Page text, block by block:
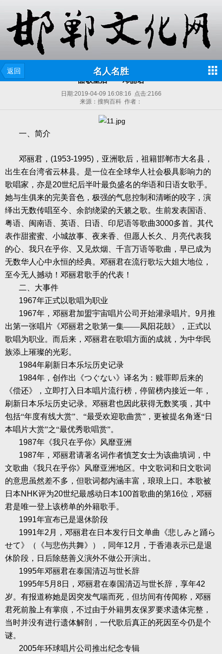
返回 名人名胜
甜歌皇后——邓丽君
日期:2019-04-09 16:08:16 点击:2166
来源：搜狗百科 作者：
一、简介
邓丽君， (1953-1995) ，亚洲歌后，祖籍邯郸市大名县，
出生在台湾省云林县。是一位在全球华人社会极具影响力的
歌唱家，亦是20世纪后半叶最负盛名的华语和日语女歌手。
她与生俱来的完美音色，极强的气息控制和清晰的咬字，演
绎出无数传唱至今、余韵绕梁的天籁之歌。生前发表国语、
粤语、闽南语、英语、日语、印尼语等歌曲3000多首。其代
表作甜蜜蜜、小城故事、夜来香、但愿人长久、月亮代表我
的心、我只在乎你、又见炊烟、千言万语等歌曲，早已成为
无数华人心中永恒的经典。邓丽君在流行歌坛大姐大地位，
至今无人撼动！邓丽君歌手的代表！
二、大事件
1967年正式以歌唱为职业
1967年，邓丽君加盟宇宙唱片公司开始灌录唱片。 9月推
出第一张唱片《邓丽君之歌第一集——凤阳花鼓》，正式以
歌唱为职业。而后来，邓丽君在歌唱方面的成就，为中华民
族添上璀璨的光彩。
1984年刷新日本乐坛历史记录
1984年，创作出《つぐない》译名为：赎罪即后来的
《偿还》，立即打入日本唱片流行榜，停留榜内接近一年，
刷新日本乐坛历史记录。邓丽君也因此获得无数奖项，其中
包括“年度有线大赏”、“最受欢迎歌曲赏”，更被提名角逐“日
本唱片大赏”之“最优秀歌唱赏”。
1987年《我只在乎你》风靡亚洲
1987年，邓丽君请著名词作者慎芝女士为该曲填词，中
文歌曲《我只在乎你》风靡亚洲地区。中文歌词和日文歌词
的意思虽然差不多，但歌词都内涵丰富，琅琅上口。本歌被
日本NHK评为20世纪最感动日本100首歌曲的第16位，邓丽
君是唯一登上该榜单的外籍歌手。
1991年宣布已是退休阶段
1991年2 月，邓丽君在日本发行日文单曲《悲しみと踊ら
せて》（《与悲伤共舞》），同年12 月，于香港表示已是退
休阶段，日后除慈善义演外不做公开演出。
1995年邓丽君在泰国清迈与世长辞
1995年5月 8日，邓丽君在泰国清迈与世长辞，享年42
岁。有报道称她是因突发气喘而死，但坊间有传闻称，邓丽
君死前脸上有掌痕，不过由于外籍男友保罗要求遗体完整，
当时并没有进行遗体解剖，一代歌后真正的死因至今仍是个
谜。
2005年环球唱片公司推出纪念专辑